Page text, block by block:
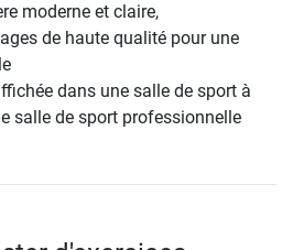
moderne et claire,
de haute qualité pour une
dans une salle de sport à
salle de sport professionnelle